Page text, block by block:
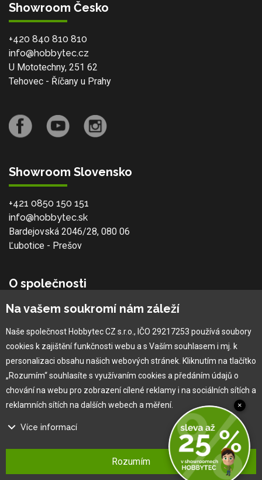
Showroom Česko
+420 840 810 810
info@hobbytec.cz
U Mototechny, 251 62
Tehovec - Říčany u Prahy
Showroom Slovensko
+421 0850 150 151
info@hobbytec.sk
Bardejovská 2046/28, 080 06
Ľubotice - Prešov
O společnosti
Vlastní výroba
Náš tým
O nás
Pro zákazníka
Věrnostní program
Na vašem soukromí nám záleží
Naše společnost Hobbytec CZ s.r.o., IČO 29217253 používá soubory
cookies k zajištění funkčnosti webu a s Vaším souhlasem i mj. k
personalizaci obsahu našich webových stránek. Kliknutím na tlačítko
„Rozumím“ souhlasíte s využívaním cookies a předáním údajů o
chování na webu pro zobrazení cílené reklamy i na sociálních sítích a
reklamních sítích na dalších webech a měření.
Více informací
Na našem webu používáme několik druhů kategorií cookies:
Rozumím
×